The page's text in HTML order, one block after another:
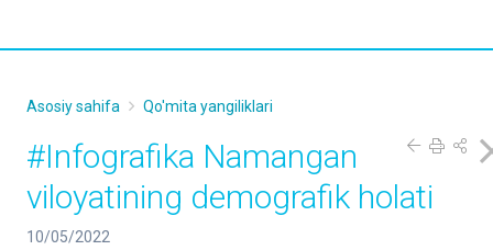
Asosiy sahifa Qo'mita yangiliklari
#Infografika Namangan
viloyatining demografik holati
10/05/2022